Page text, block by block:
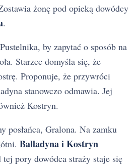
żonę pod opieką dowódcy
.
by zapytać o sposób na
Starzec domyśla się, że
Proponuje, że przywróci
stanowczo odmawia. Jej
Kostryn.
posłańca, Gralona. Na zamku
Balladyna i Kostryn
tej pory dowódca straży staje się